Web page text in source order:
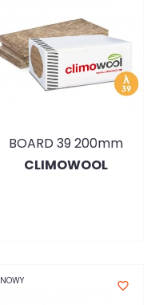
BOARD 39 200mm
CLIMOWOOL
NOWY favorite_border